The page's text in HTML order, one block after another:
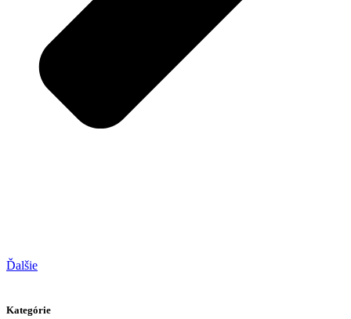
Ďalšie
Kategórie